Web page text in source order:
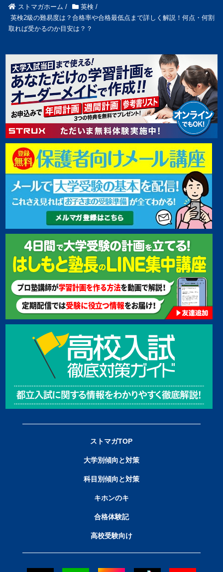
ストマガホーム / 英検 /
英検2級の難易度は？合格率や合格最低点まで詳しく解説！何点・何割
取れば受かるのか目安は？？
ストマガTOP
大学別傾向と対策
科目別傾向と対策
キホンのキ
合格体験記
高校受験向け